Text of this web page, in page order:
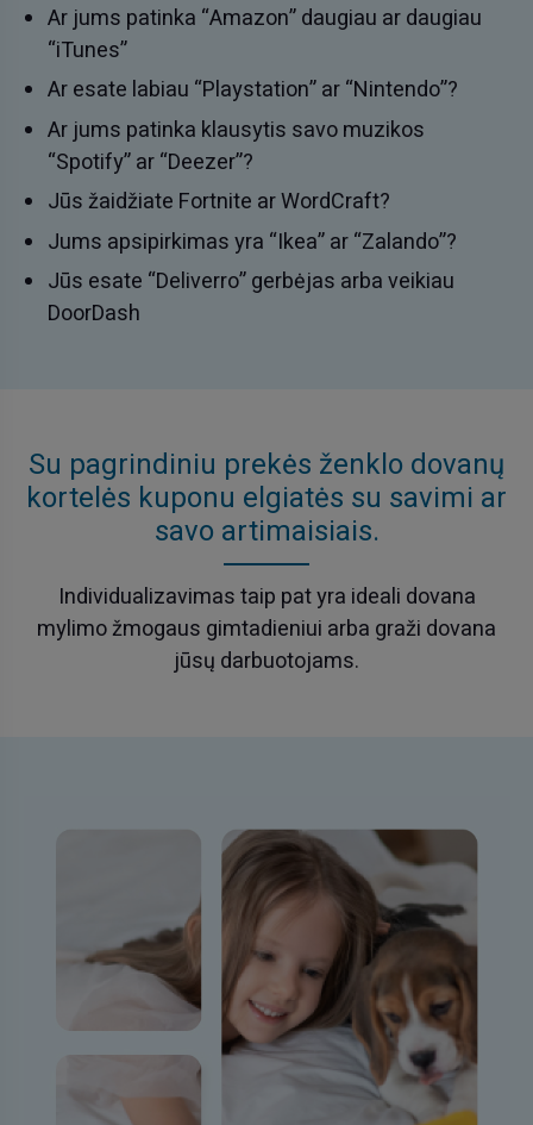
Ar jums patinka “Amazon” daugiau ar daugiau
“iTunes”
Ar esate labiau “Playstation” ar “Nintendo”?
Ar jums patinka klausytis savo muzikos
“Spotify” ar “Deezer”?
Jūs žaidžiate Fortnite ar WordCraft?
Jums apsipirkimas yra “Ikea” ar “Zalando”?
Jūs esate “Deliverro” gerbėjas arba veikiau
DoorDash
Su pagrindiniu prekės ženklo dovanų
kortelės kuponu elgiatės su savimi ar
savo artimaisiais.
Individualizavimas taip pat yra ideali dovana
mylimo žmogaus gimtadieniui arba graži dovana
jūsų darbuotojams.